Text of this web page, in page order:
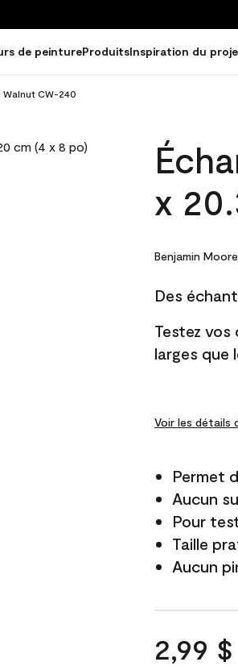
de peintureProduitsInspiration du
Walnut CW-240
x
Benjamin Moore
Des
Testez
larges que
Voir les détails
Permet
Aucun
Pour
Taille
Aucun
2,99